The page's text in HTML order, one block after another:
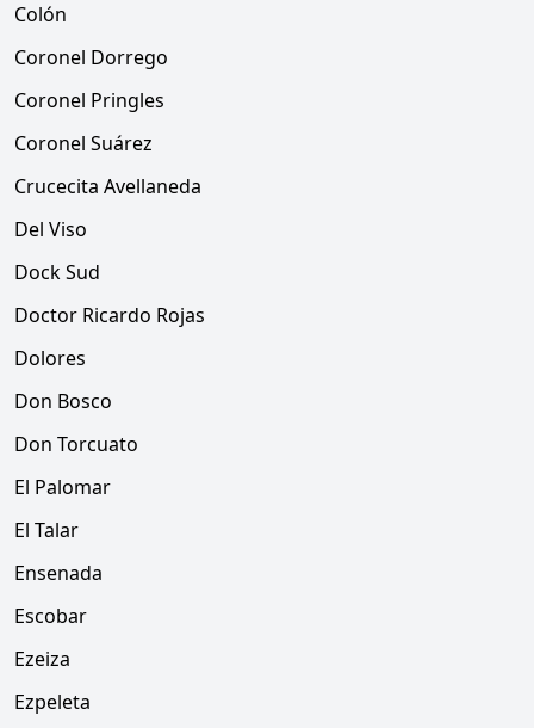
Colón
Coronel Dorrego
Coronel Pringles
Coronel Suárez
Crucecita Avellaneda
Del Viso
Dock Sud
Doctor Ricardo Rojas
Dolores
Don Bosco
Don Torcuato
El Palomar
El Talar
Ensenada
Escobar
Ezeiza
Ezpeleta